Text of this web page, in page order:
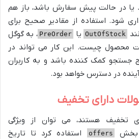
یا در حالت پیش سفارش باشد، باز هم
شود. استفاده از مقادیر صحیح برای
OutOfStock یا PreOrder ، به گوگل
محصول چیست. این کار می تواند در
جستجو کمک کننده باشد و به کاربران
در دسترس خواهد بود.
دارای تخفیف
تخفیف هستند، می توان از ویژگی
بخش offers
استفاده کرد تا تاریخ